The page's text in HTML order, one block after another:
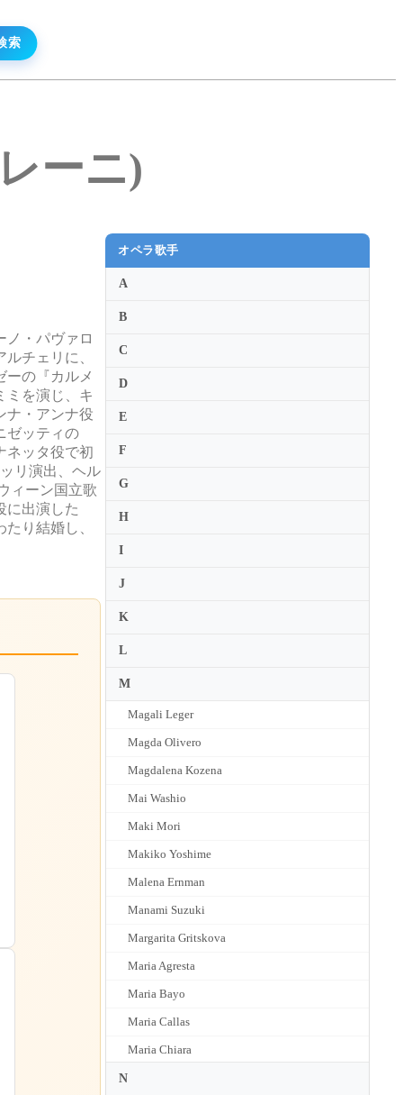
ーニ)
ノ・パヴァロ
チェリに、
ーの『カルメ
ミを演じ、キ
ナ・アンナ役
ゼッティの
ネッタ役で初
リ演出、ヘル
ィーン国立歌
に出演した
り結婚し、
オペラ歌手
A
B
C
D
E
F
G
H
I
J
K
L
M
Magali Leger
Magda Olivero
Magdalena Kozena
Mai Washio
Maki Mori
Makiko Yoshime
Malena Ernman
Manami Suzuki
Margarita Gritskova
Maria Agresta
Maria Bayo
Maria Callas
Maria Chiara
N